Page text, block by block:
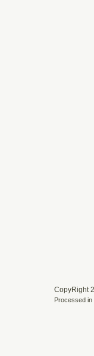
CopyRight
Processed in